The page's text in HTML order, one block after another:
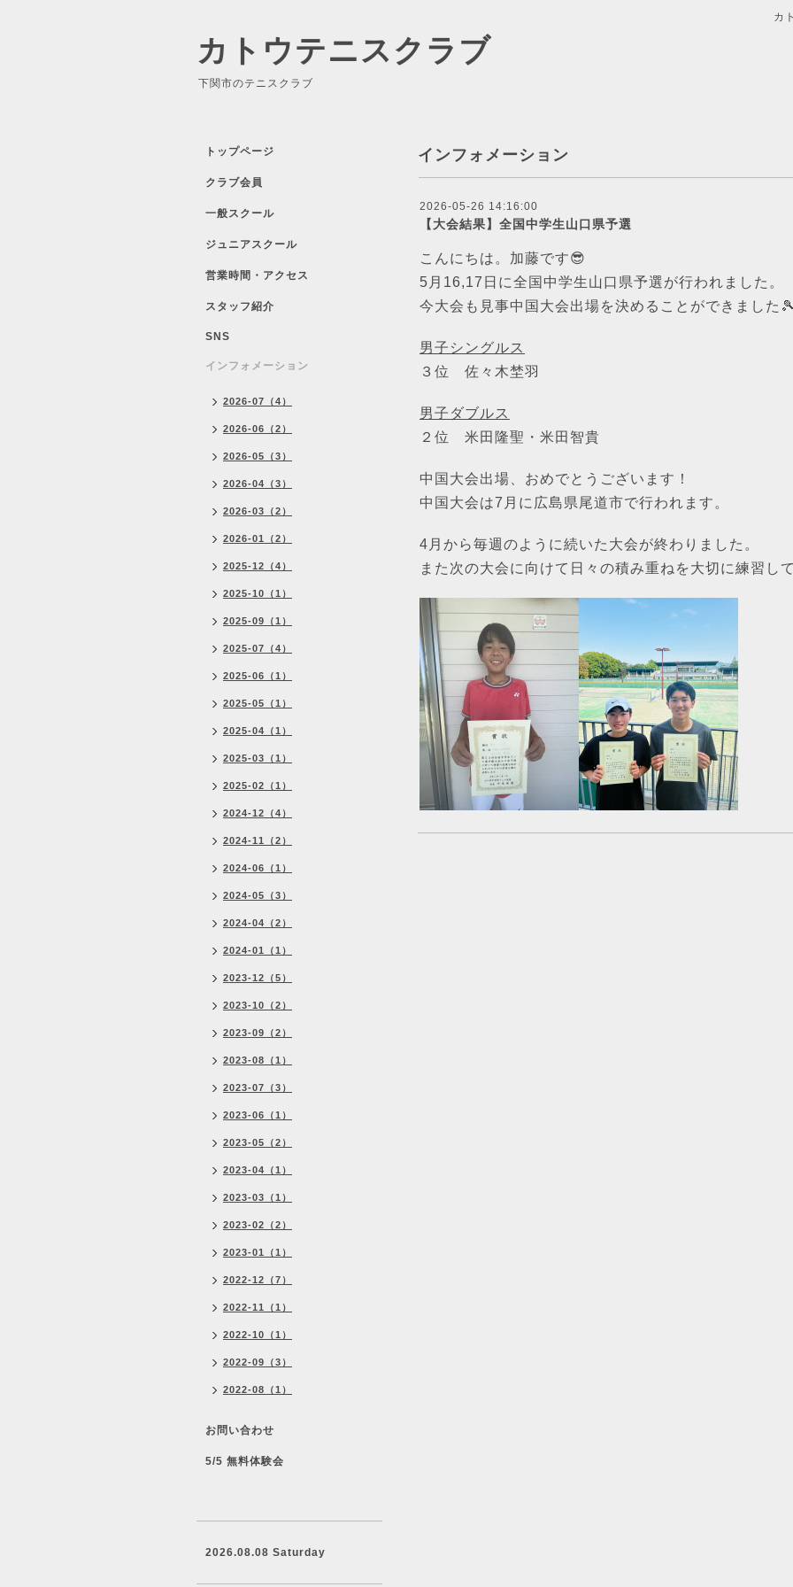
カ
カトウテニスクラブ
下関市のテニスクラブ
インフォメーション
2026-05-26 14:16:00
【大会結果】全国中学生山口県予選
こんにちは。加藤です😎
5月16,17日に全国中学生山口県予選が行われました。
今大会も見事中国大会出場を決めることができました🎾
男子シングルス
３位 佐々木埜羽
男子ダブルス
２位 米田隆聖・米田智貴
中国大会出場、おめでとうございます！
中国大会は7月に広島県尾道市で行われます。
4月から毎週のように続いた大会が終わりました。
また次の大会に向けて日々の積み重ねを大切に練習し
トップページ
クラブ会員
一般スクール
ジュニアスクール
営業時間・アクセス
スタッフ紹介
SNS
インフォメーション
2026-07（4）
2026-06（2）
2026-05（3）
2026-04（3）
2026-03（2）
2026-01（2）
2025-12（4）
2025-10（1）
2025-09（1）
2025-07（4）
2025-06（1）
2025-05（1）
2025-04（1）
2025-03（1）
2025-02（1）
2024-12（4）
2024-11（2）
2024-06（1）
2024-05（3）
2024-04（2）
2024-01（1）
2023-12（5）
2023-10（2）
2023-09（2）
2023-08（1）
2023-07（3）
2023-06（1）
2023-05（2）
2023-04（1）
2023-03（1）
2023-02（2）
2023-01（1）
2022-12（7）
2022-11（1）
2022-10（1）
2022-09（3）
2022-08（1）
お問い合わせ
5/5 無料体験会
2026.08.08 Saturday